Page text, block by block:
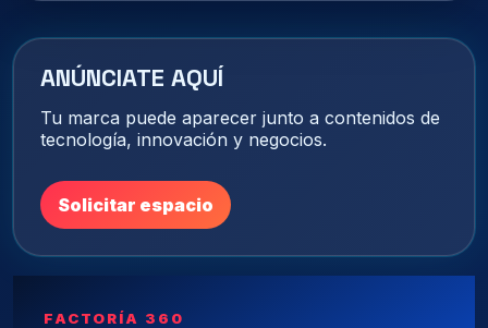
ANÚNCIATE AQUÍ
Tu marca puede aparecer junto a contenidos de
tecnología, innovación y negocios.
Solicitar espacio
FACTORÍA 360